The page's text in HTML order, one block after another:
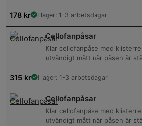
178 kr I lager: 1-3 arbetsdagar
Cellofanpåsar
Klar cellofanpåse med
utvändigt mått när påsen är
315 kr I lager: 1-3 arbetsdagar
Cellofanpåsar
Klar cellofanpåse med
utvändigt mått när påsen är